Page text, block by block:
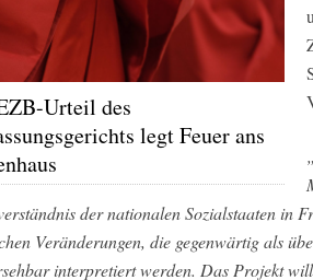
Urteil des
legt Feuer ans
der nationalen Sozialstaaten in
Veränderungen, die gegenwärtig als
interpretiert werden. Das Projekt